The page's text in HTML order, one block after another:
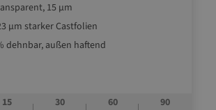
15 µm
µm starker Castfolien
dehnbar, außen haftend
15 30 60 90